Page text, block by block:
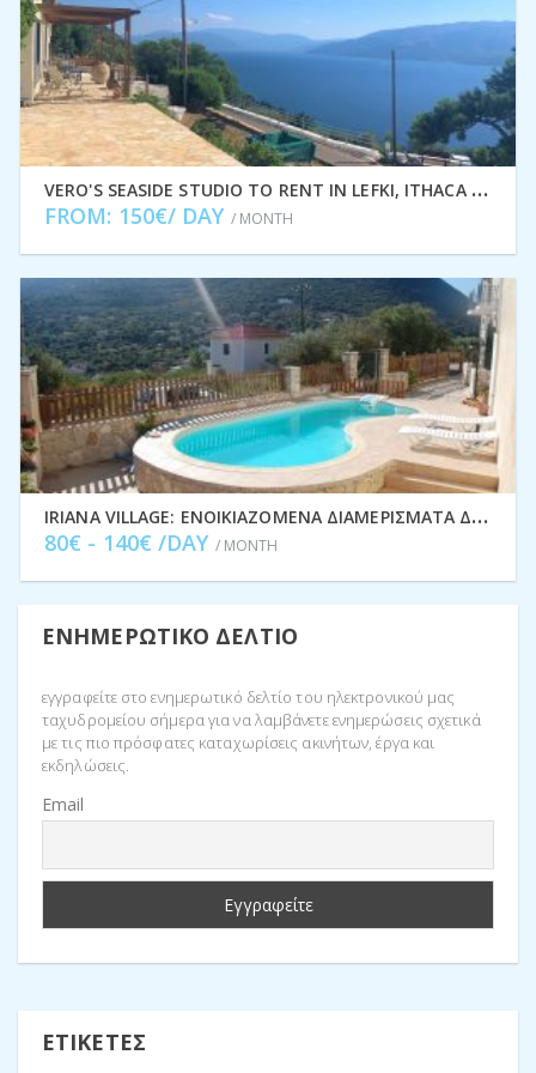
V
ERO'S SEASIDE STUDIO TO RENT IN LEFKI, ITHACA GREECE IDMVR001LEF
FROM: 150€/ DAY / MONTH
I
RIANA VILLAGE: ΕΝΟΙΚΙΑΖΌΜΕΝΑ ΔΙΑΜΕΡΊΣΜΑΤΑ ΔΙΑΚΟΠΏΝ ΣΤΟ ΣΤΑΥΡΌ, ΙΘΆΚΗ IDMVR001STA
80€ - 140€ /DAY / MONTH
ΕΝΗΜΕΡΩΤΙΚΌ ΔΕΛΤΊΟ
εγγραφείτε στο ενημερωτικό δελτίο του ηλεκτρονικού μας
ταχυδρομείου σήμερα για να λαμβάνετε ενημερώσεις σχετικά
με τις πιο πρόσφατες καταχωρίσεις ακινήτων, έργα και
εκδηλώσεις.
Email
ΕΤΙΚΈΤΕΣ